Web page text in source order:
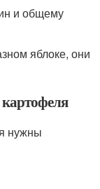
и общему
яблоке, они
картофеля
нужны